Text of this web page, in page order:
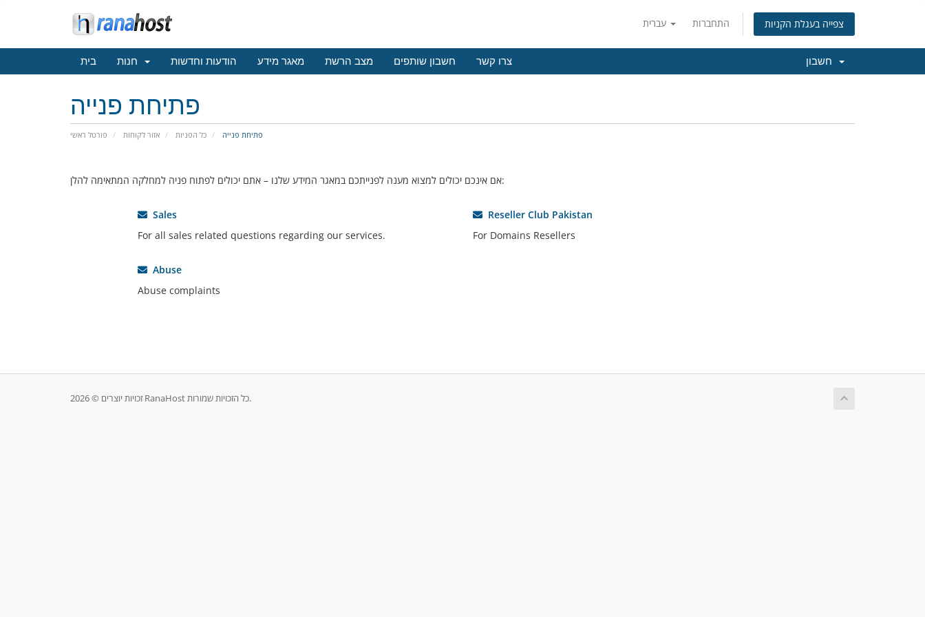
התחברות צפייה בעגלת הקניות
בית הודעות וחדשות מאגר מידע מצב הרשת חשבון שותפים צרו קשר
פתיחת פנייה
פורטל ראשי אזור לקוחות כל הפניות פתיחת פנייה
אם אינכם יכולים למצוא מענה לפנייתכם במאגר המידע שלנו – אתם יכולים לפתוח פניה למחלקה המתאימה להלן:
Sales
For all sales related questions regarding our services.
Reseller Club Pakistan
For Domains Resellers
Abuse
Abuse complaints
זכויות יוצרים © 2026 RanaHost כל הזכויות שמורות.